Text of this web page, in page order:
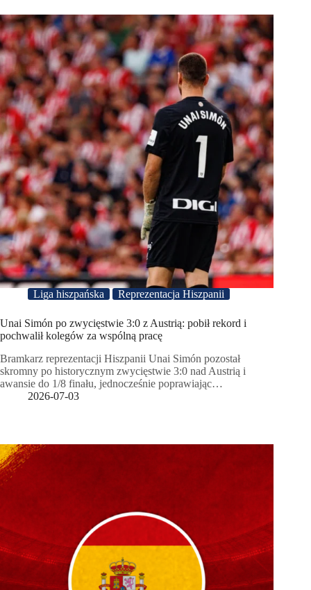
Liga hiszpańska Reprezentacja Hiszpanii
Unai Simón po zwycięstwie 3:0 z Austrią: pobił rekord i
pochwalił kolegów za wspólną pracę
Bramkarz reprezentacji Hiszpanii Unai Simón pozostał
skromny po historycznym zwycięstwie 3:0 nad Austrią i
awansie do 1/8 finału, jednocześnie poprawiając…
2026-07-03